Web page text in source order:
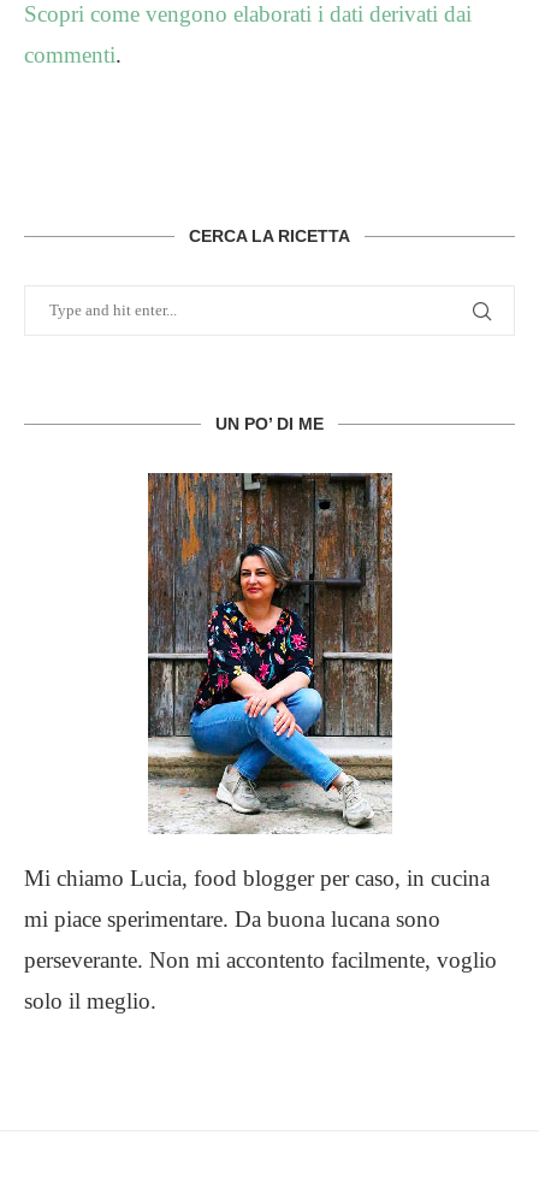
Scopri come vengono elaborati i dati derivati dai
commenti.
CERCA LA RICETTA
UN PO’ DI ME
Mi chiamo Lucia, food blogger per caso, in cucina
mi piace sperimentare. Da buona lucana sono
perseverante. Non mi accontento facilmente, voglio
solo il meglio.